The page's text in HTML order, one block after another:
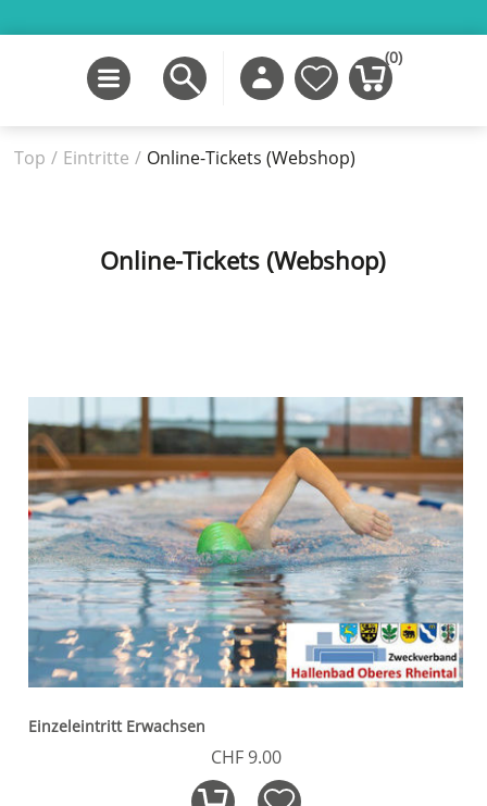
(0)
Top / Eintritte / Online-Tickets (Webshop)
Online-Tickets (Webshop)
Einzeleintritt Erwachsen
CHF 9.00